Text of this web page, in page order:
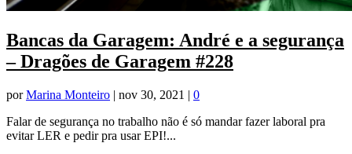
Bancas da Garagem: André e a segurança
– Dragões de Garagem #228
porMarina Monteiro | nov 30, 2021 | 0
Falar de segurança no trabalho não é só mandar fazer laboral pra
evitar LER e pedir pra usar EPI!...